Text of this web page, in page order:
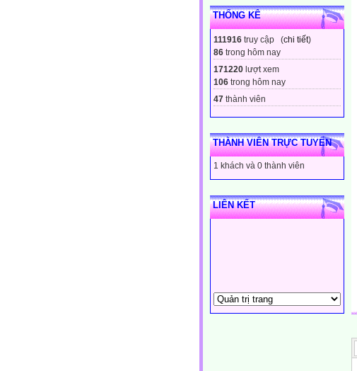
THỐNG KÊ
111916 truy cập (chi tiết)
86 trong hôm nay
171220 lượt xem
106 trong hôm nay
47 thành viên
THÀNH VIÊN TRỰC TUYẾN
1 khách và 0 thành viên
LIÊN KẾT